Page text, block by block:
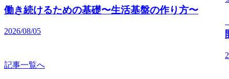
働き続けるための基礎〜生活基盤の作り方〜
2026/08/05
記事一覧へ